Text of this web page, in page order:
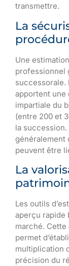
transmettre.
La
Une
professionnel
successorale.
apportent une
impartiale du
(entre 200 et
la
généralement
peuvent être
La
Les outils
aperçu rapide
marché.
permet
multiplication
précision du